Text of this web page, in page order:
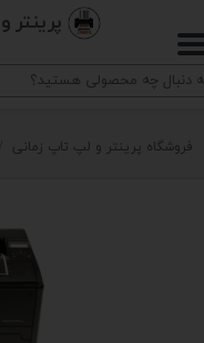
پرینتر
حساب کاربری من
تغییر گذر واژه
سفارشات
فروشگاه پرینتر و لپ تاپ زمانی